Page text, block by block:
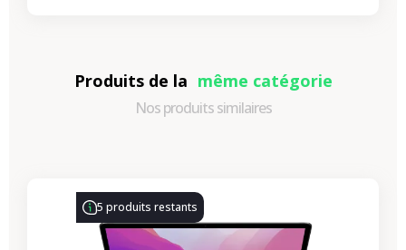
Produits de la même catégorie
Nos produits similaires
5 produits restants